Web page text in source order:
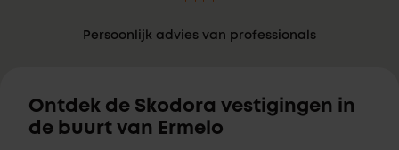
Persoonlijk advies van professionals
Ontdek de Skodora vestigingen in
de buurt van Ermelo